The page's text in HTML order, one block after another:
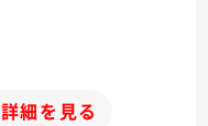
詳細を見る